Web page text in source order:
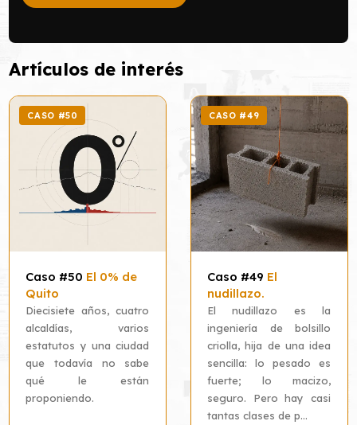
Artículos de interés
CASO #50
Caso #50 El 0% de
Quito
Diecisiete años, cuatro
alcaldías, varios
estatutos y una ciudad
que todavía no sabe
qué le están
proponiendo.
CASO #49
Caso #49 El
nudillazo.
El nudillazo es la
ingeniería de bolsillo
criolla, hija de una idea
sencilla: lo pesado es
fuerte; lo macizo,
seguro. Pero hay casi
tantas clases de p...